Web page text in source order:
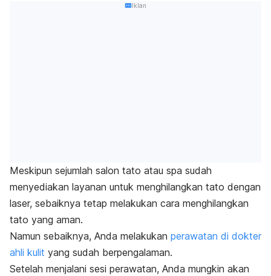
Iklan
Meskipun sejumlah salon tato atau spa sudah
menyediakan layanan untuk menghilangkan tato dengan
laser, sebaiknya tetap melakukan cara menghilangkan
tato yang aman.
Namun sebaiknya, Anda melakukan perawatan di dokter
ahli kulit yang sudah berpengalaman.
Setelah menjalani sesi perawatan, Anda mungkin akan